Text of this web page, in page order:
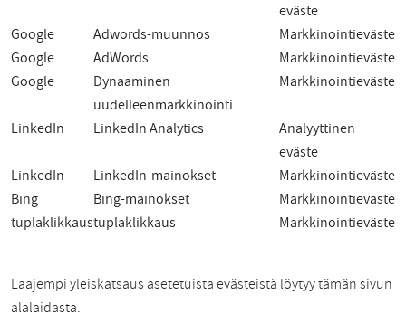
eväste
Google
Adwords-muunnos
Markkinointieväste
Google
AdWords
Markkinointieväste
Google
Dynaaminen
uudelleenmarkkinointi
Markkinointieväste
LinkedIn LinkedIn Analytics
Analyyttinen
eväste
LinkedIn
LinkedIn-mainokset
Markkinointieväste
Bing
Bing-mainokset
Markkinointieväste
tuplaklikkaustuplaklikkaus Markkinointieväste
Laajempi yleiskatsaus asetetuista evästeistä löytyy tämän sivun
alalaidasta.